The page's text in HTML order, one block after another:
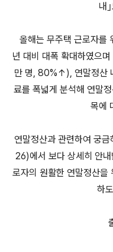
내
올해는 무주택 근로자를
년 대비 대폭 확대하였으
만 명, 80%↑), 연말정산
료를 폭넓게 분석해 연말
목에
연말정산과 관련하여 궁
26)에서 보다 상세히 안
로자의 원활한 연말정산을
하